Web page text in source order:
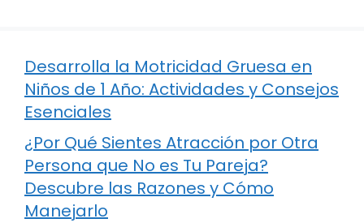
Desarrolla la Motricidad Gruesa en
Niños de 1 Año: Actividades y Consejos
Esenciales
¿Por Qué Sientes Atracción por Otra
Persona que No es Tu Pareja?
Descubre las Razones y Cómo
Manejarlo